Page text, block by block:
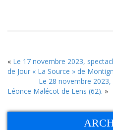
« Le 17 novembre 2023,
de Jour « La Source » de
Le 28 novembre 2023,
Léonce Malécot de Lens (62). »